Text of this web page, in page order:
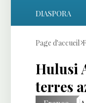
DIASPORA
Page d'accueil
Hulusi
terres